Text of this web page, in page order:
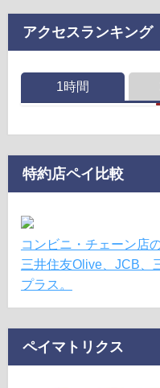
アクセスランキング
1時間
特約店ペイ比較
コンビニ・チェーン店
三井住友Olive、JCB、
プラス。
ペイマトリクス